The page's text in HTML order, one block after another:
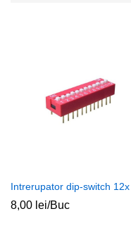
Intrerupator dip-switch 12x
8,00 lei/Buc